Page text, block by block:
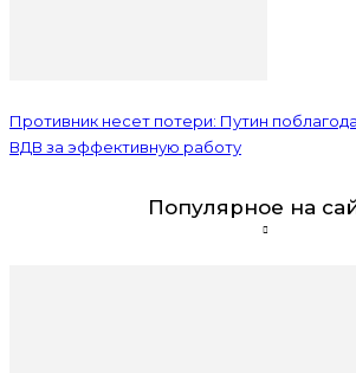
Противник несет потери: Путин
ВДВ за эффективную работу
Популярное на